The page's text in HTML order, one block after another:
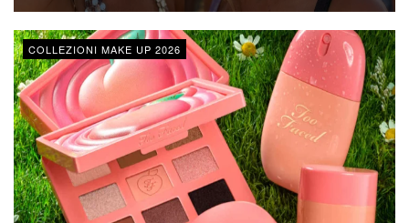
COLLEZIONI MAKE UP 2026